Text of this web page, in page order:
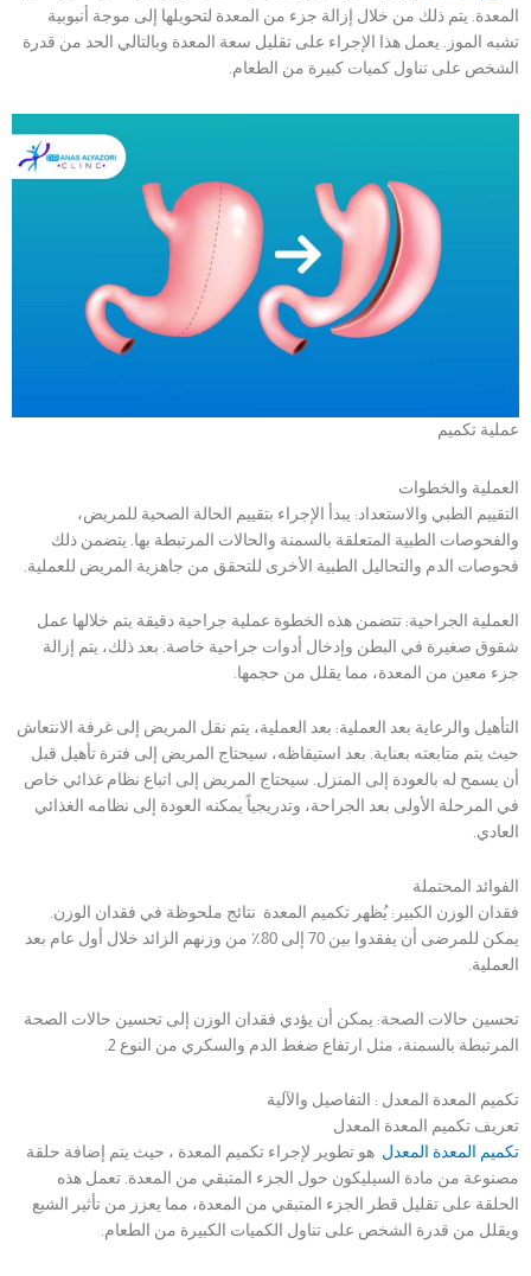
المعدة. يتم ذلك من خلال إزالة جزء من المعدة لتحويلها إلى موجة أنبوبية
تشبه الموز. يعمل هذا الإجراء على تقليل سعة المعدة وبالتالي الحد من قدرة
الشخص على تناول كميات كبيرة من الطعام.
عملية تكميم
العملية والخطوات
التقييم الطبي والاستعداد: يبدأ الإجراء بتقييم الحالة الصحية للمريض،
والفحوصات الطبية المتعلقة بالسمنة والحالات المرتبطة بها. يتضمن ذلك
فحوصات الدم والتحاليل الطبية الأخرى للتحقق من جاهزية المريض للعملية.
العملية الجراحية: تتضمن هذه الخطوة عملية جراحية دقيقة يتم خلالها عمل
شقوق صغيرة في البطن وإدخال أدوات جراحية خاصة. بعد ذلك، يتم إزالة
جزء معين من المعدة، مما يقلل من حجمها.
التأهيل والرعاية بعد العملية: بعد العملية، يتم نقل المريض إلى غرفة الانتعاش
حيث يتم متابعته بعناية. بعد استيقاظه، سيحتاج المريض إلى فترة تأهيل قبل
أن يسمح له بالعودة إلى المنزل. سيحتاج المريض إلى اتباع نظام غذائي خاص
في المرحلة الأولى بعد الجراحة، وتدريجياً يمكنه العودة إلى نظامه الغذائي
العادي.
الفوائد المحتملة
فقدان الوزن الكبير: يُظهر تكميم المعدة نتائج ملحوظة في فقدان الوزن.
يمكن للمرضى أن يفقدوا بين 70 إلى 80٪ من وزنهم الزائد خلال أول عام بعد
العملية.
تحسين حالات الصحة: يمكن أن يؤدي فقدان الوزن إلى تحسين حالات الصحة
المرتبطة بالسمنة، مثل ارتفاع ضغط الدم والسكري من النوع 2.
تكميم المعدة المعدل : التفاصيل والآلية
تعريف تكميم المعدة المعدل
تكميم المعدة المعدل هو تطوير لإجراء تكميم المعدة ، حيث يتم إضافة حلقة
مصنوعة من مادة السيليكون حول الجزء المتبقي من المعدة. تعمل هذه
الحلقة على تقليل قطر الجزء المتبقي من المعدة، مما يعزز من تأثير الشبع
ويقلل من قدرة الشخص على تناول الكميات الكبيرة من الطعام.